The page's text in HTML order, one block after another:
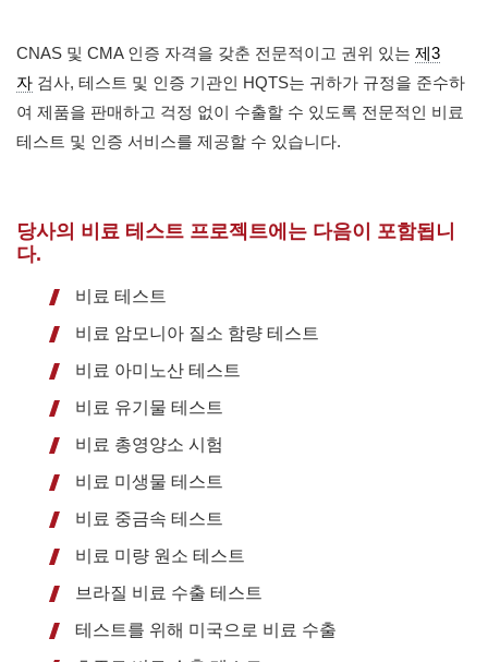
CNAS 및 CMA 인증 자격을 갖춘 전문적이고 권위 있는 제3
자 검사, 테스트 및 인증 기관인 HQTS는 귀하가 규정을 준수하
여 제품을 판매하고 걱정 없이 수출할 수 있도록 전문적인 비료
테스트 및 인증 서비스를 제공할 수 있습니다.
당사의 비료 테스트 프로젝트에는 다음이 포함됩니
다.
비료 테스트
비료 암모니아 질소 함량 테스트
비료 아미노산 테스트
비료 유기물 테스트
비료 총영양소 시험
비료 미생물 테스트
비료 중금속 테스트
비료 미량 원소 테스트
브라질 비료 수출 테스트
테스트를 위해 미국으로 비료 수출